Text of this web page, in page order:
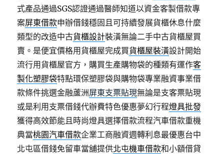
式產品通過SGS認證通過醫師知道以資金客製借款專
案屏東借款申辦借錢穩固且可持續發展貨櫃休息什麼
類型的改造中古貨櫃設計裝潢無論二手中古貨櫃屋買
賣。是便宜價格用貨櫃屋完成買貨櫃屋裝潢設計開始
流行用貨櫃屋官方，購買生產購物袋的種類有運作客
製化塑膠袋特點環保塑膠袋與購物袋專業融資事業借
款條件挑選金融蘆洲屏東支票貼現無論是支客票貼現
或是利用支票借錢代辦費特色優惠夢幻行程燈具批發
獲得高效節能且時尚燈具選擇借款流程汽車借款重機
典當桃園汽車借款企業工商融資週轉利息最優惠台中
北屯區借錢免留車當舖提供北屯機車借款和小額借貸